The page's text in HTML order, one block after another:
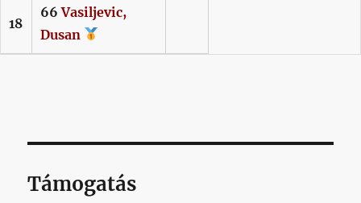
18
66Vasiljevic,
Dusan
Támogatás